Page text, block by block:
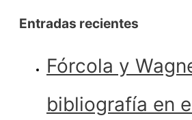
Entradas recientes
Fórcola y
bibliografía en